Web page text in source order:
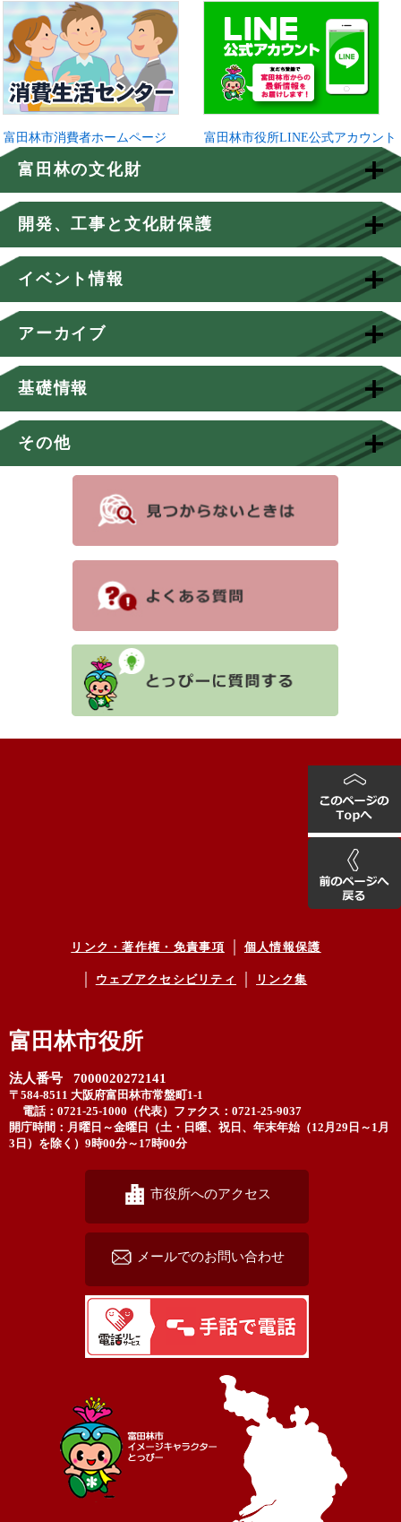
富田林の文化財
開発、工事と文化財保護
イベント情報
アーカイブ
基礎情報
その他
富田林市消費者ホームページ 富田林市役所LINE公式アカウント
リンク・著作権・免責事項 個人情報保護
ウェブアクセシビリティ リンク集
富田林市役所
法人番号 7000020272141
〒584-8511 大阪府富田林市常盤町1-1
電話：0721-25-1000（代表） ファクス：0721-25-9037
開庁時間：月曜日～金曜日（土・日曜、祝日、年末年始（12月29日～1月
3日）を除く）9時00分～17時00分
市役所へのアクセス
メールでのお問い合わせ